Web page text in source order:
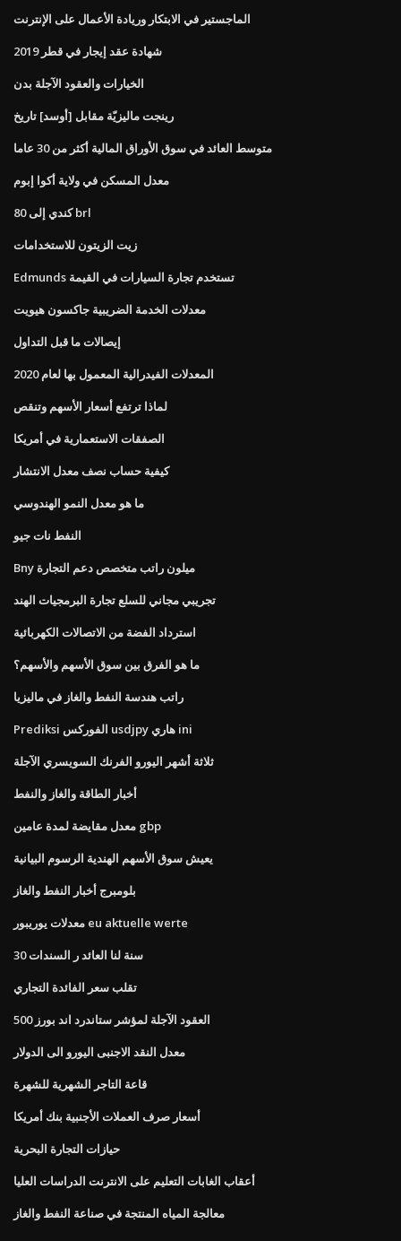
الماجستير في الابتكار وريادة الأعمال على الإنترنت
شهادة عقد إيجار في قطر 2019
الخيارات والعقود الآجلة بدن
رينجت ماليزيّة مقابل [أوسد] تاريخ
متوسط ​​العائد في سوق الأوراق المالية أكثر من 30 عاما
معدل المسكن في ولاية أكوا إبوم
80 كندي إلى brl
زيت الزيتون للاستخدامات
Edmunds تستخدم تجارة السيارات في القيمة
معدلات الخدمة الضريبية جاكسون هيويت
إيصالات ما قبل التداول
المعدلات الفيدرالية المعمول بها لعام 2020
لماذا ترتفع أسعار الأسهم وتنقص
الصفقات الاستعمارية في أمريكا
كيفية حساب نصف معدل الانتشار
ما هو معدل النمو الهندوسي
النفط نات جيو
Bny ميلون راتب متخصص دعم التجارة
تجريبي مجاني للسلع تجارة البرمجيات الهند
استرداد الفضة من الاتصالات الكهربائية
ما هو الفرق بين سوق الأسهم والأسهم؟
راتب هندسة النفط والغاز في ماليزيا
Prediksi الفوركس usdjpy هاري ini
ثلاثة أشهر اليورو الفرنك السويسري الآجلة
أخبار الطاقة والغاز والنفط
معدل مقايضة لمدة عامين gbp
يعيش سوق الأسهم الهندية الرسوم البيانية
بلومبرج أخبار النفط والغاز
معدلات يوريبور eu aktuelle werte
30 سنة لنا العائد ر السندات
تقلب سعر الفائدة التجاري
العقود الآجلة لمؤشر ستاندرد اند بورز 500
معدل النقد الاجنبى اليورو الى الدولار
قاعة التاجر الشهرية للشهرة
أسعار صرف العملات الأجنبية بنك أمريكا
حيازات التجارة البحرية
أعقاب الغابات التعليم على الانترنت الدراسات العليا
معالجة المياه المنتجة في صناعة النفط والغاز